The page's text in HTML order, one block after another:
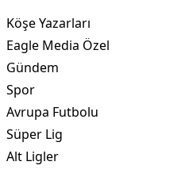
Köşe Yazarları
Eagle Media Özel
Gündem
Spor
Avrupa Futbolu
Süper Lig
Alt Ligler